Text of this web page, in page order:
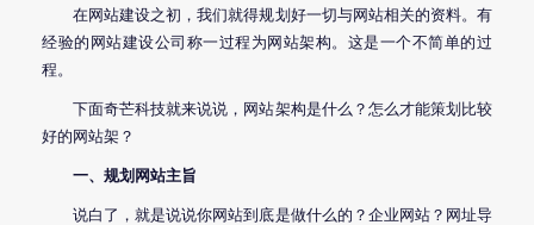
在网站建设之初，我们就得规划好一切与网站相关的资料。有
经验的 网站建设公司称一过程为网站架构。这是一个不简单的过
程。
下面奇芒科技就来说说，网站架构是什么？怎么才能策划比较
好的网站架？
一、规划网站主旨
说白了，就是说说你网站到底是做什么的？企业网站？网址导